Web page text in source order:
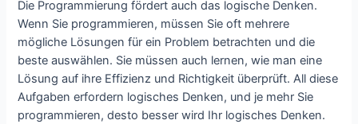
Die Programmierung fördert auch das logische Denken.
Wenn Sie programmieren, müssen Sie oft mehrere
mögliche Lösungen für ein Problem betrachten und die
beste auswählen. Sie müssen auch lernen, wie man eine
Lösung auf ihre Effizienz und Richtigkeit überprüft. All diese
Aufgaben erfordern logisches Denken, und je mehr Sie
programmieren, desto besser wird Ihr logisches Denken.